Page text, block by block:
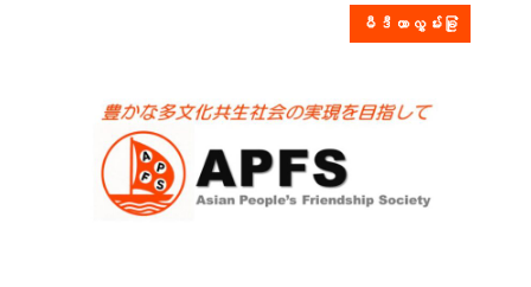
မီဒီယာလွှမ်းခြုံ